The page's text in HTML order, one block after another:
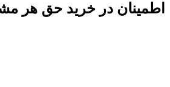
اطمینان در خرید حق هر